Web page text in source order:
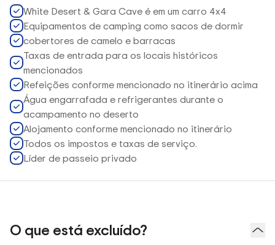
White Desert & Gara Cave é em um carro 4x4
Equipamentos de camping como sacos de dormir
cobertores de camelo e barracas
Taxas de entrada para os locais históricos
mencionados
Refeições conforme mencionado no itinerário acima
Água engarrafada e refrigerantes durante o
acampamento no deserto
Alojamento conforme mencionado no itinerário
Todos os impostos e taxas de serviço.
Líder de passeio privado
O que está excluído?